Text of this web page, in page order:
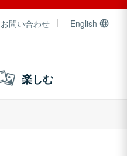
問い合わせ English
楽しむ